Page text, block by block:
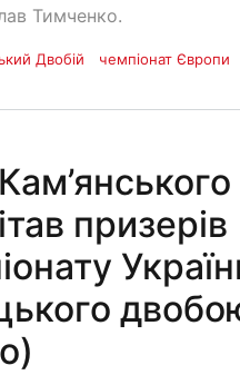
Тимченко.
Двобій чемпіонат Європи
призерів